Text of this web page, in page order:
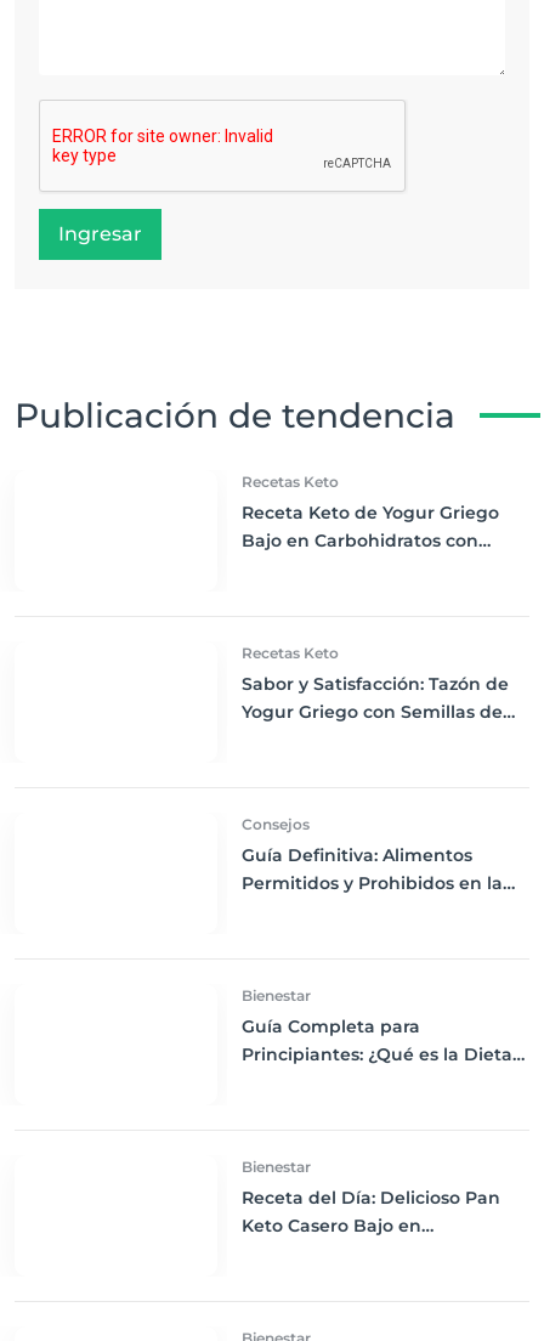
Ingresar
Publicación de tendencia
Recetas Keto
Receta Keto de Yogur Griego
Bajo en Carbohidratos con
Recetas Keto
Sabor y Satisfacción: Tazón de
Yogur Griego con Semillas de
Consejos
Guía Definitiva: Alimentos
Permitidos y Prohibidos en la
Bienestar
Guía Completa para
Principiantes: ¿Qué es la Dieta
Bienestar
Receta del Día: Delicioso Pan
Keto Casero Bajo en